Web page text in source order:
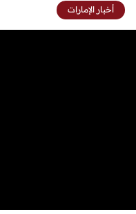
أخبار الإمارات